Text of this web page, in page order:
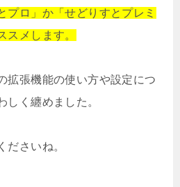
プロ」か「せどりすとプレミ
スメします。
拡張機能の使い方や設定につ
しく纏めました。
ださいね。